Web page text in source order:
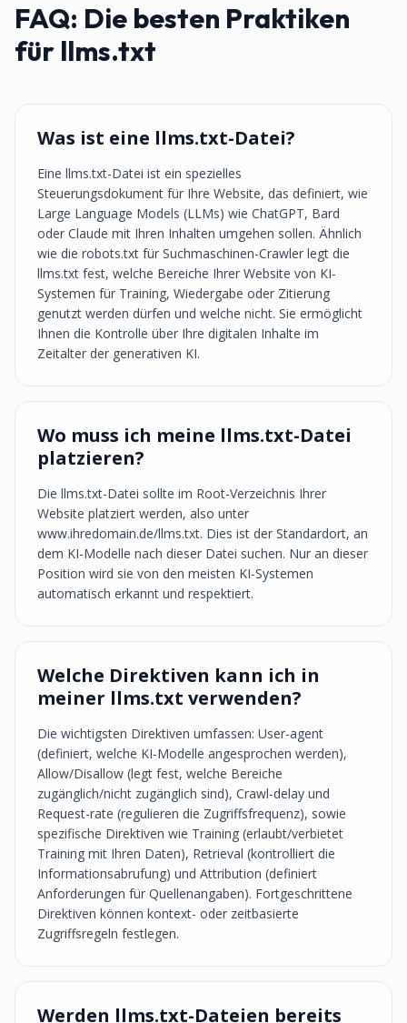
FAQ: Die besten Praktiken
für llms.txt
Was ist eine llms.txt-Datei?
Eine llms.txt-Datei ist ein spezielles
Steuerungsdokument für Ihre Website, das definiert, wie
Large Language Models (LLMs) wie ChatGPT, Bard
oder Claude mit Ihren Inhalten umgehen sollen. Ähnlich
wie die robots.txt für Suchmaschinen-Crawler legt die
llms.txt fest, welche Bereiche Ihrer Website von KI-
Systemen für Training, Wiedergabe oder Zitierung
genutzt werden dürfen und welche nicht. Sie ermöglicht
Ihnen die Kontrolle über Ihre digitalen Inhalte im
Zeitalter der generativen KI.
Wo muss ich meine llms.txt-Datei
platzieren?
Die llms.txt-Datei sollte im Root-Verzeichnis Ihrer
Website platziert werden, also unter
www.ihredomain.de/llms.txt. Dies ist der Standardort, an
dem KI-Modelle nach dieser Datei suchen. Nur an dieser
Position wird sie von den meisten KI-Systemen
automatisch erkannt und respektiert.
Welche Direktiven kann ich in
meiner llms.txt verwenden?
Die wichtigsten Direktiven umfassen: User-agent
(definiert, welche KI-Modelle angesprochen werden),
Allow/Disallow (legt fest, welche Bereiche
zugänglich/nicht zugänglich sind), Crawl-delay und
Request-rate (regulieren die Zugriffsfrequenz), sowie
spezifische Direktiven wie Training (erlaubt/verbietet
Training mit Ihren Daten), Retrieval (kontrolliert die
Informationsabrufung) und Attribution (definiert
Anforderungen für Quellenangaben). Fortgeschrittene
Direktiven können kontext- oder zeitbasierte
Zugriffsregeln festlegen.
Werden llms.txt-Dateien bereits